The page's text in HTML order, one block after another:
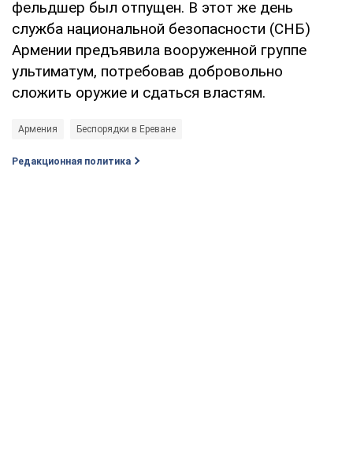
фельдшер был отпущен. В этот же день
служба национальной безопасности (СНБ)
Армении предъявила вооруженной группе
ультиматум, потребовав добровольно
сложить оружие и сдаться властям.
Армения Беспорядки в Ереване
Редакционная политика